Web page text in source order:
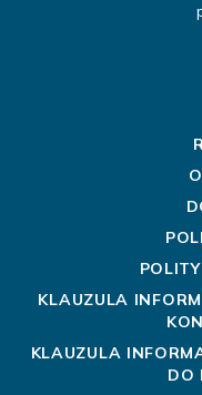
KLAUZULA
KLAUZULA
DO